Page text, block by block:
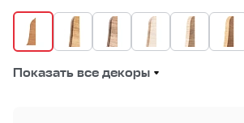
Показать все декоры